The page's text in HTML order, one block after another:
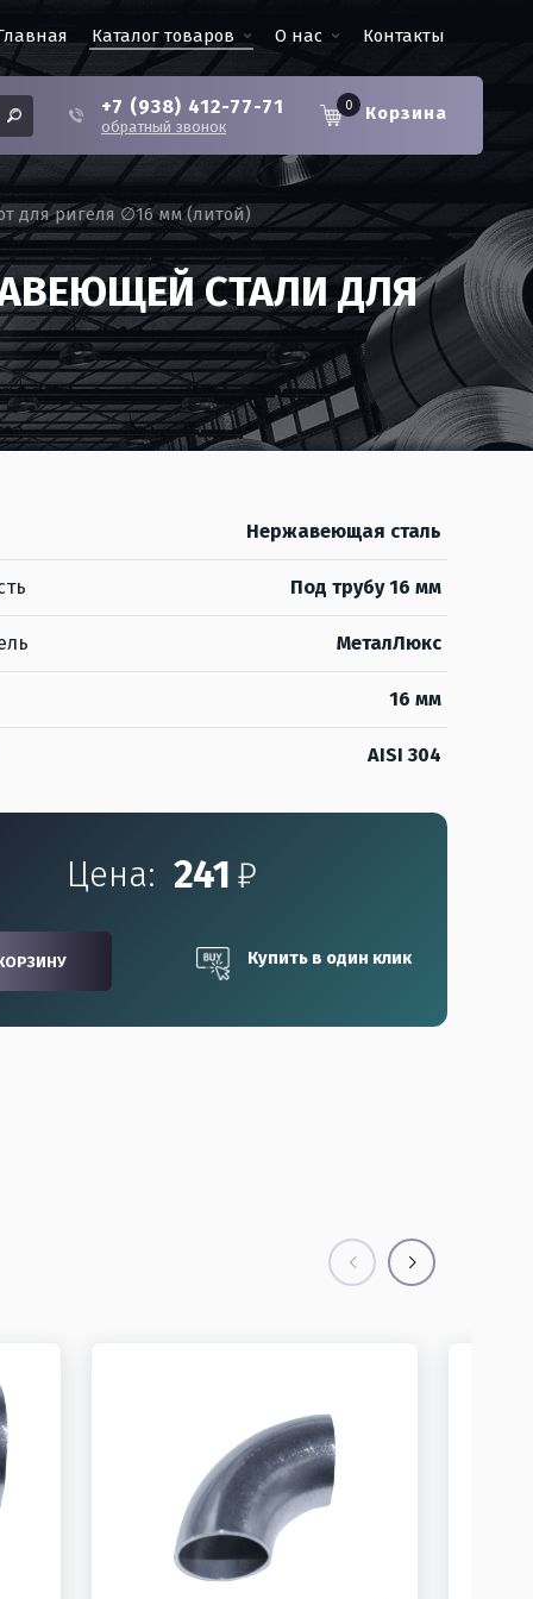
Каталог товаров О нас Контакты
+7 (938) 412-77-71
обратный звонок
0 Корзина
для ригеля ∅16 мм (литой)
СТАЛИ ДЛЯ
Нержавеющая сталь
Под трубу 16 мм
МеталЛюкс
16 мм
AISI 304
Цена: 241 ₽
Купить в один клик